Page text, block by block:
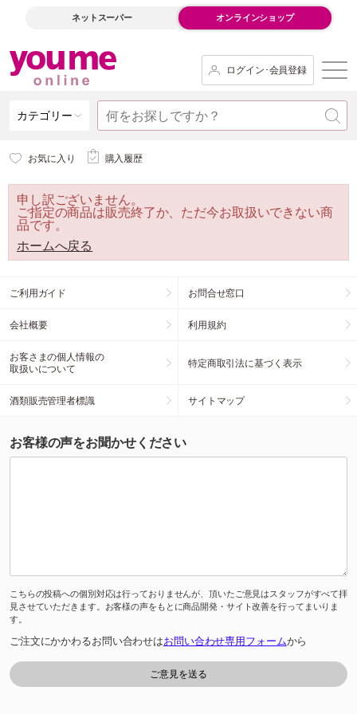
ネットスーパー オンラインショップ
ログイン･会員登録
カテゴリー
お気に入り 購入履歴
申し訳ございません。
ご指定の商品は販売終了か、ただ今お取扱いできない商
品です。
ホームへ戻る
ご利用ガイド お問合せ窓口
会社概要 利用規約
お客さまの個人情報の
取扱いについて
特定商取引法に基づく表示
酒類販売管理者標識 サイトマップ
お客様の声をお聞かせください
こちらの投稿への個別対応は行っておりませんが、頂いたご意見はスタッフがすべて拝
見させていただきます。お客様の声をもとに商品開発・サイト改善を行ってまいりま
す。
ご注文にかかわるお問い合わせはお問い合わせ専用フォームから